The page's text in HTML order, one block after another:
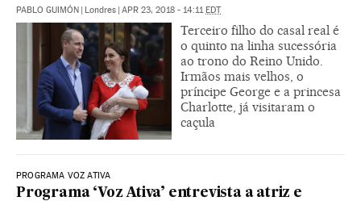
PABLO GUIMÓN | Londres | APR 23, 2018 - 14:11EDT
Terceiro filho do casal real é
o quinto na linha sucessória
ao trono do Reino Unido.
Irmãos mais velhos, o
príncipe George e a princesa
Charlotte, já visitaram o
caçula
PROGRAMA VOZ ATIVA
Programa ‘Voz Ativa’ entrevista a atriz e